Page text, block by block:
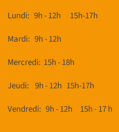
Lundi: 9h - 12h 15h-17h
Mardi: 9h - 12h
Mercredi: 15h - 18h
Jeudi: 9h - 12h 15h-17h
Vendredi: 9h - 12h 15h - 17 h